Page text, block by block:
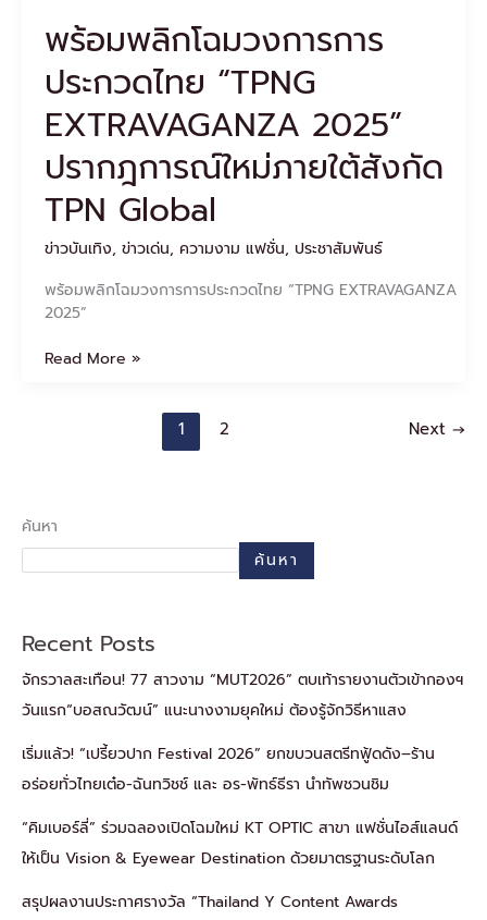
พร้อมพลิกโฉมวงการการ
ประกวดไทย “TPNG
EXTRAVAGANZA 2025”
ปรากฎการณ์ใหม่ภายใต้สังกัด
TPN Global
ข่าวบันเทิง, ข่าวเด่น, ความงาม แฟชั่น, ประชาสัมพันธ์
พร้อมพลิกโฉมวงการการประกวดไทย “TPNG EXTRAVAGANZA
2025”
ภาย
ใต้
สังกัด
TPN
Global
Read More »
1 2 Next →
ค้นหา
ค้นหา
Recent Posts
จักรวาลสะเทือน! 77 สาวงาม “MUT2026” ตบเท้ารายงานตัวเข้ากองฯ
วันแรก“บอสณวัฒน์” แนะนางงามยุคใหม่ ต้องรู้จักวิธีหาแสง
เริ่มแล้ว! “เปรี้ยวปาก Festival 2026” ยกขบวนสตรีทฟู้ดดัง–ร้าน
อร่อยทั่วไทยเต๋อ-ฉันทวิชช์ และ อร-พัทธ์ธีรา นำทัพชวนชิม
“คิมเบอร์ลี่” ร่วมฉลองเปิดโฉมใหม่ KT OPTIC สาขา แฟชั่นไอส์แลนด์
ให้เป็น Vision & Eyewear Destination ด้วยมาตรฐานระดับโลก
สรุปผลงานประกาศรางวัล “Thailand Y Content Awards